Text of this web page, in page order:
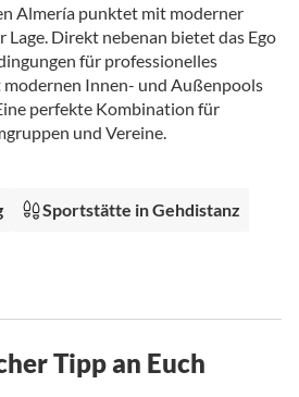
Almería punktet mit moderner
Direkt nebenan bietet das Ego
für professionelles
Innen- und Außenpools
perfekte Kombination für
und Vereine.
Sportstätte in Gehdistanz
Tipp an Euch